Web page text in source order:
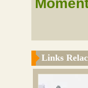
Links